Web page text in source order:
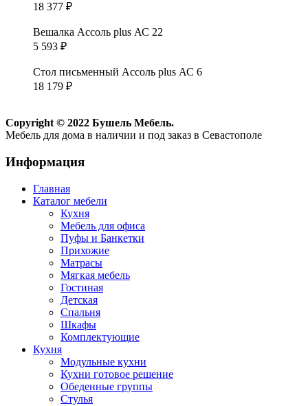
18 377 ₽
Вешалка Ассоль plus АС 22
5 593 ₽
Стол письменный Ассоль plus АС 6
18 179 ₽
Copyright © 2022 Бушель Мебель.
Мебель для дома в наличии и под заказ в Севастополе
Информация
Главная
Каталог мебели
Кухня
Мебель для офиса
Пуфы и Банкетки
Прихожие
Матрасы
Мягкая мебель
Гостиная
Детская
Спальня
Шкафы
Комплектующие
Кухня
Модульные кухни
Кухни готовое решение
Обеденные группы
Стулья